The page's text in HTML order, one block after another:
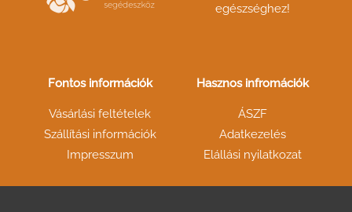
egészséghez!
Fontos információk
Vásárlási feltételek
Szállítási információk
Impresszum
Hasznos infromációk
ÁSZF
Adatkezelés
Elállási nyilatkozat